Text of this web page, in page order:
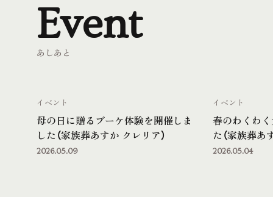
あしあと
Event
母の日に贈るブーケ体験を開催しま
した（家族葬あすか クレリア）
イベント
2026.05.09
春のわくわ
た（家族葬あ
イベント
2026.05.04